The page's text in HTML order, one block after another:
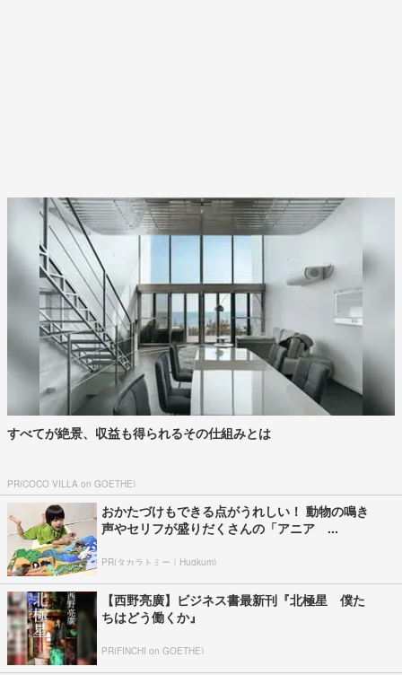
すべてが絶景、収益も得られるその仕組みとは
PR(COCO VILLA on GOETHE)
おかたづけもできる点がうれしい！ 動物の鳴き
声やセリフが盛りだくさんの「アニア ...
PR(タカラトミー｜Hugkum)
【西野亮廣】ビジネス書最新刊『北極星 僕た
ちはどう働くか』
PR(FINCHI on GOETHE)